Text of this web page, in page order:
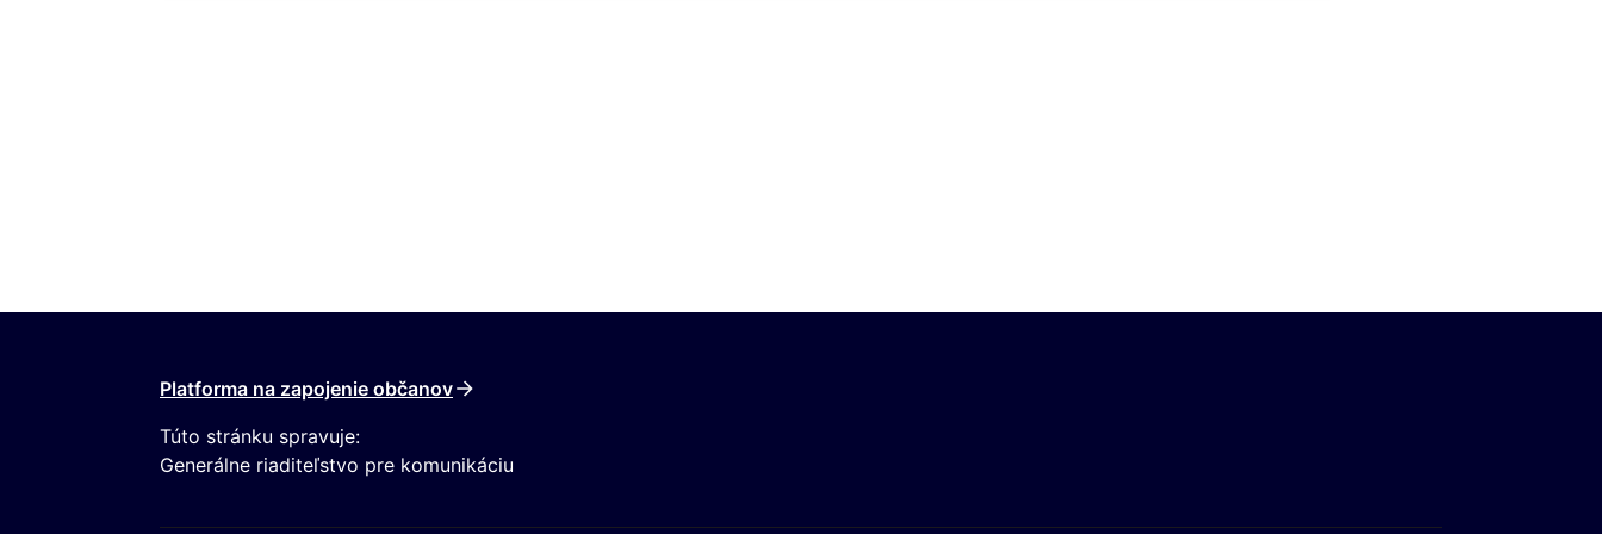
Platforma na zapojenie občanov
Túto stránku spravuje:
Generálne riaditeľstvo pre komunikáciu